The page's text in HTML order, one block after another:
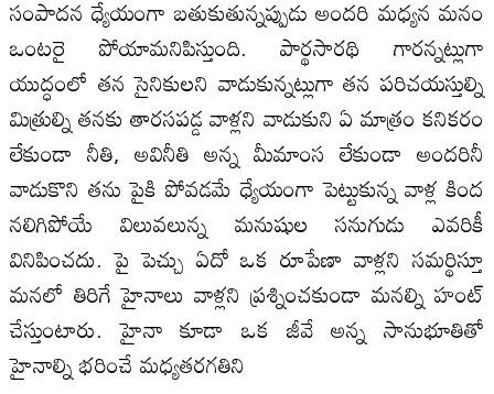
సంపాదన ధ్యేయంగా బతుకుతున్నప్పుడు అందరి మధ్యన మనం
ఒంటరై పోయామనిపిస్తుంది. పార్థసారథి గారన్నట్లుగా
యుద్ధంలో తన సైనికులని వాడుకున్నట్లుగా తన పరిచయస్తుల్ని
మిత్రుల్ని తనకు తారసపడ్డ వాళ్లని వాడుకుని ఏ మాత్రం కనికరం
లేకుండా నీతి, అవినీతి అన్న మీమాంస లేకుండా అందరినీ
వాడుకొని తను పైకి పోవడమే ధ్యేయంగా పెట్టుకున్న వాళ్ల కింద
నలిగిపోయే విలువలున్న మనుషుల సనుగుడు ఎవరికీ
వినిపించదు. పై పెచ్చు ఏదో ఒక రూపేణా వాళ్లని సమర్థిస్తూ
మనలో తిరిగే హైనాలు వాళ్లని ప్రశ్నించకుండా మనల్ని హంట్
చేస్తుంటారు. హైనా కూడా ఒక జీవే అన్న సానుభూతితో
హైనాల్ని భరించే మధ్యతరగతిని